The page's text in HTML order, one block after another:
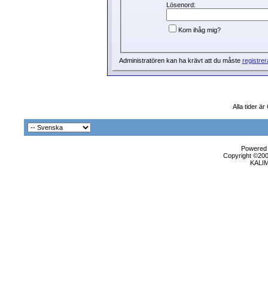
Lösenord:
Kom ihåg mig?
Administratören kan ha krävt att du måste
Alla tider är
Copyright